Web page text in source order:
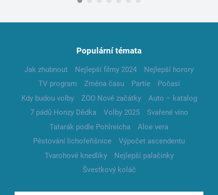
Populární témata
Jak zhubnout Nejlepší filmy 2024
Nejlepší horory
TV program
Změna času Partie
Počasí
Kdy budou volby
ZOO Nové začátky
Auto – katalog
7 pádů Honzy Dědka
Volby 2025
Svařené víno
Tatarák podle Pohlreicha
Aloe vera
Pěstování lichořeřišnice
Výpočet ascendentu
Tvarohové knedlíky
Nejlepší palačinky
Švestkový koláč